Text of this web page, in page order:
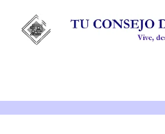
contenido